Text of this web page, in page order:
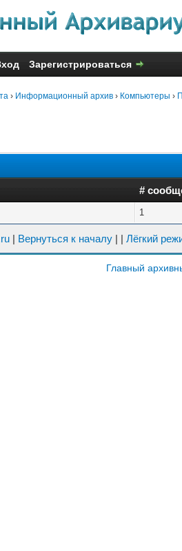
Зарегистрироваться
› Информационный архив › Компьютеры ›
#
1
| Вернуться к началу | | Лёгкий
Главный